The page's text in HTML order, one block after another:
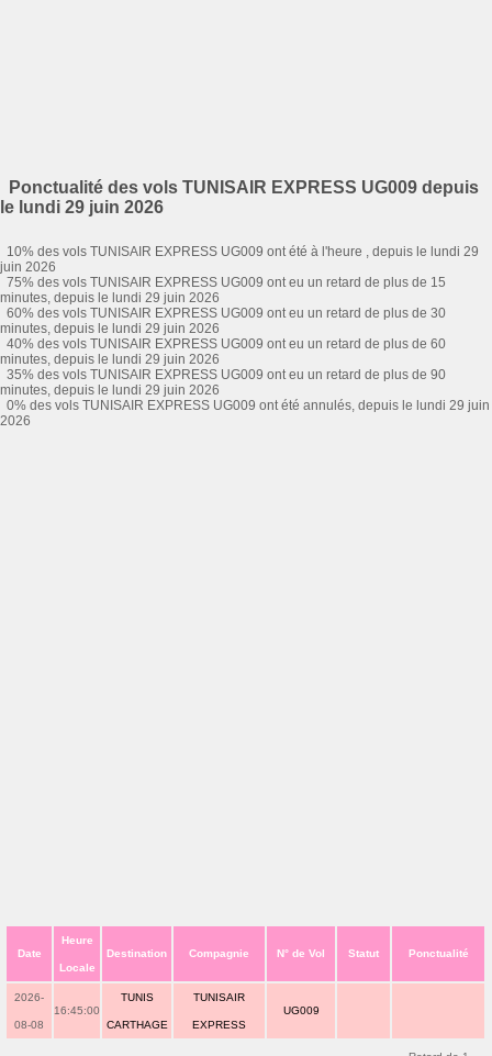
Ponctualité des vols TUNISAIR EXPRESS UG009 depuis
le lundi 29 juin 2026
10% des vols TUNISAIR EXPRESS UG009 ont été à l'heure , depuis le lundi 29
juin 2026
75% des vols TUNISAIR EXPRESS UG009 ont eu un retard de plus de 15
minutes, depuis le lundi 29 juin 2026
60% des vols TUNISAIR EXPRESS UG009 ont eu un retard de plus de 30
minutes, depuis le lundi 29 juin 2026
40% des vols TUNISAIR EXPRESS UG009 ont eu un retard de plus de 60
minutes, depuis le lundi 29 juin 2026
35% des vols TUNISAIR EXPRESS UG009 ont eu un retard de plus de 90
minutes, depuis le lundi 29 juin 2026
0% des vols TUNISAIR EXPRESS UG009 ont été annulés, depuis le lundi 29 juin
2026
Date
Heure
Locale
Destination Compagnie N° de Vol Statut Ponctualité
2026-
08-08
16:45:00
TUNIS
CARTHAGE
TUNISAIR
EXPRESS
UG009